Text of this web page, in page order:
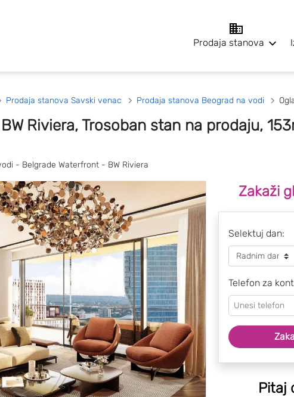
Prodaja stanova
Prodaja stanova Savski venac Prodaja stanova Beograd na vodi
Riviera, Trosoban stan na prodaju,
- Belgrade Waterfront - BW Riviera
Zakaži
Selektuj dan:
Telefon za
Pitaj